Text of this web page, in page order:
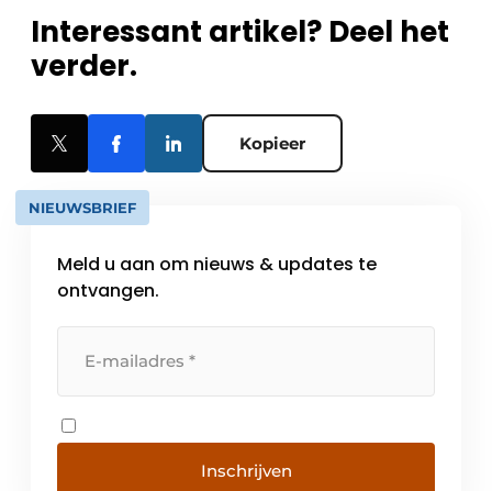
Interessant artikel? Deel het
verder.
Kopieer
NIEUWSBRIEF
Meld u aan om nieuws & updates te
ontvangen.
Inschrijven